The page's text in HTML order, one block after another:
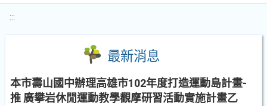
:::
最新消息
本市壽山國中辦理高雄市102年度打造運動島計畫-
推 廣攀岩休閒運動教學觀摩研習活動實施計畫乙